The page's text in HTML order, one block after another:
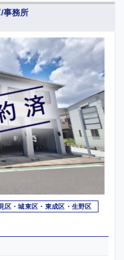
事務所
区・城東区・東成区・生野区